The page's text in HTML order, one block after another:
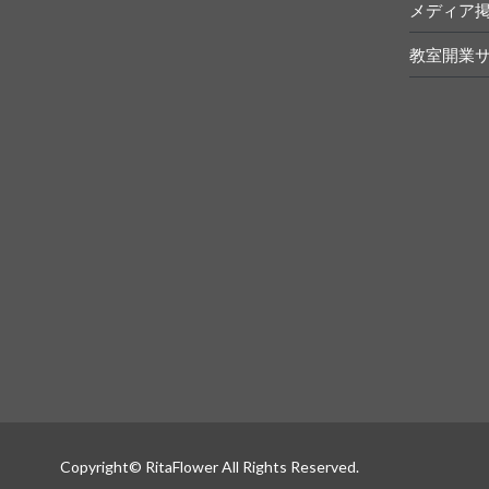
メディア
教室開業
Copyright© RitaFlower All Rights Reserved.